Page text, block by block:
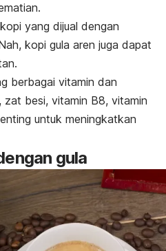
yang dijual dengan
kopi gula aren juga dapat
berbagai vitamin dan
besi, vitamin B8, vitamin
untuk meningkatkan
gula